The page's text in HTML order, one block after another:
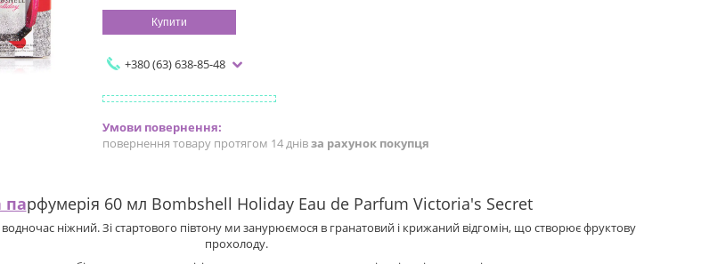
Купити
+380 (63) 638-85-48
повернення товару протягом 14 днівза рахунок покупця
парфумерія 60 мл Bombshell Holiday Eau de Parfum Victoria's Secret
ніжний. Зі стартового півтону ми занурюємося в гранатовий і крижаний відгомін, що створює фруктову
прохолоду.